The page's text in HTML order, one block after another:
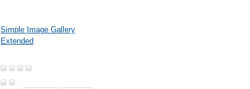
Simple Image Gallery
Extended